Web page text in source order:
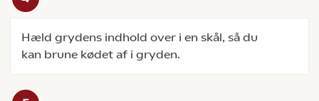
Hæld grydens indhold over i en skål, så du
kan brune kødet af i gryden.